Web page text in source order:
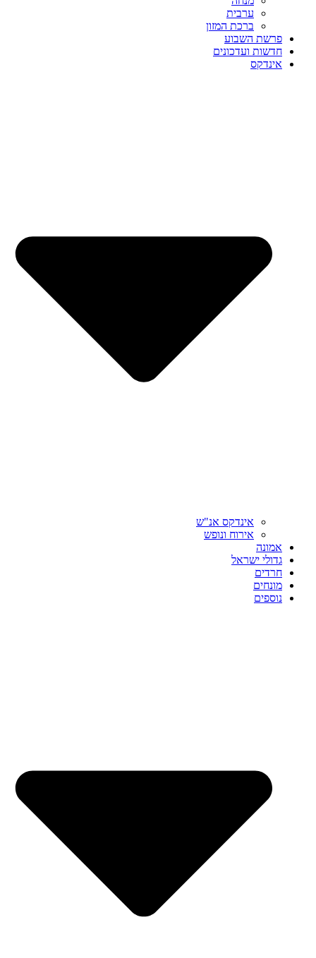
ערבית
ברכת המזון
פרשת השבוע
חדשות ועדכונים
אינדקס
אינדקס אנ"ש
אירוח ונופש
אמונה
גדולי ישראל
חרדים
מונחים
נוספים